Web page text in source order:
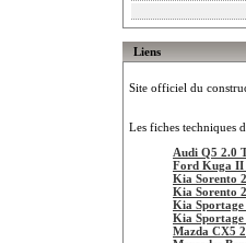
Liens
Site officiel du
Les fiches techniques
Audi Q5 2.0
Ford Kuga II
Kia Sorento
Kia Sorento
Kia
Kia
Mazda CX5